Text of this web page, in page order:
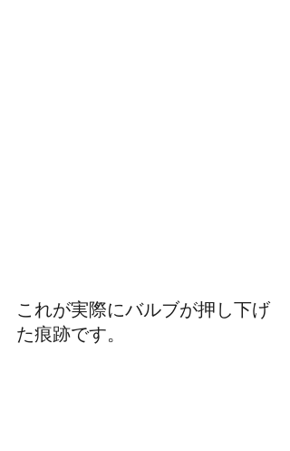
これが実際にバルブが押し下げ
た痕跡です。